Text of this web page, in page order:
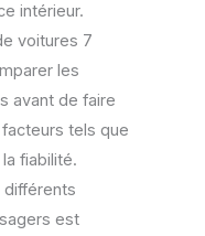
intérieur.
voitures 7
les
avant de faire
tels que
fiabilité.
différents
est